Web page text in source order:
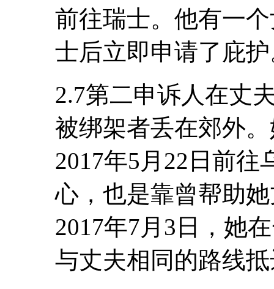
前往瑞士。他有一
士后立即申请了庇
2.7第二申诉人在丈
被绑架者丢在郊外
2017年5月22日前往
心，也是靠曾帮助
2017年7月3日，她
与丈夫相同的路线